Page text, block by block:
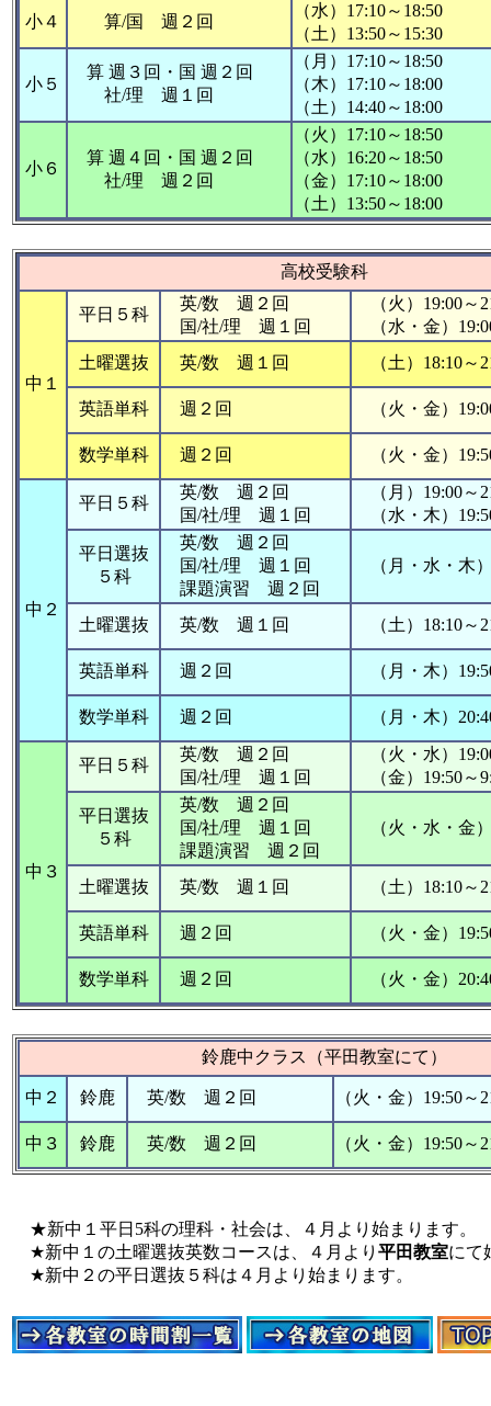
小４ 算/国 週２回
（水）17:10～18:50
（土）13:50～15:30
小５
算 週３回・国 週２回
社/理 週１回
（月）17:10～18:50
（木）17:10～18:00
（土）14:40～18:00
小６
算 週４回・国 週２回
社/理 週２回
（火）17:10～18:50
（水）16:20～18:50
（金）17:10～18:00
（土）13:50～18:00
高校受験科
中１
平日５科
英/数 週２回
国/社/理 週１回
（火）19:00～
（水・金）
土曜選抜
英/数 週１回 （土）18:10～
英語単科 週２回 （火・金）
数学単科 週２回 （火・金）
中２
平日５科
英/数 週２回
国/社/理 週１回
（月）19:00～
（水・木）
平日選抜
５科
英/数 週２回
国/社/理 週１回
課題演習 週２回
（月・水・木）
土曜選抜 英/数 週１回 （土）18:10～
英語単科 週２回 （月・木）
数学単科 週２回 （月・木）
中３
平日５科
英/数 週２回
国/社/理 週１回
（火・水）
（金）
平日選抜
５科
英/数 週２回
国/社/理 週１回
課題演習 週２回
（火・水・金）
土曜選抜 英/数 週１回 （土）18:10～
英語単科 週２回 （火・金）
数学単科 週２回 （火・金）
鈴鹿中クラス（平田教室にて）
中２ 鈴鹿 英/数 週２回 （火・金）19:50～
中３ 鈴鹿 英/数 週２回 （火・金）19:50～
★新中１平日5科の理科・社会は、４月より始まります。
★新中１の土曜選抜英数コースは、４月より 平田教室にて
★新中２の平日選抜５科は４月より始まります。